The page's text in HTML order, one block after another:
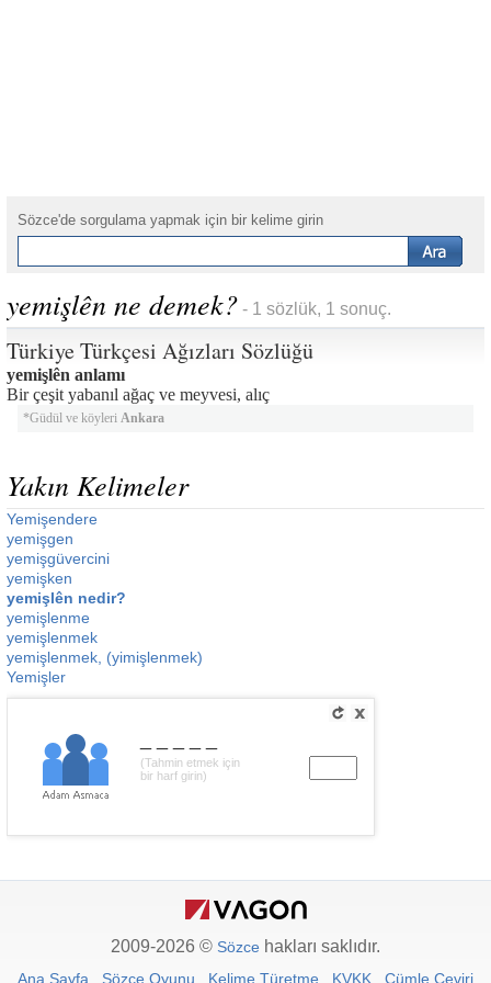
Sözce'de sorgulama yapmak için bir kelime girin
yemişlên ne demek? - 1 sözlük, 1 sonuç.
Türkiye Türkçesi Ağızları Sözlüğü
yemişlên anlamı
Bir çeşit yabanıl ağaç ve meyvesi, alıç
*Güdül ve köyleri Ankara
Yakın Kelimeler
Yemişendere
yemişgen
yemişgüvercini
yemişken
yemişlên nedir?
yemişlenme
yemişlenmek
yemişlenmek, (yimişlenmek)
Yemişler
(Tahmin etmek için
bir harf girin)
2009-2026 © Sözce hakları saklıdır.
Ana Sayfa Sözce Oyunu Kelime Türetme KVKK Cümle Çeviri